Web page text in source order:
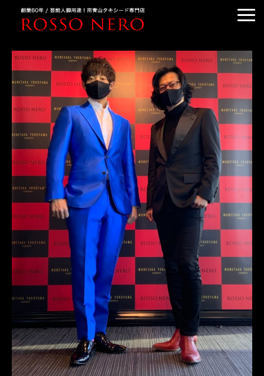
TUXEDO RENTAL
TUXEDO RANKING
KIMONO DRESS
CUSTOMER'S VOICE
COLUMN &BLOG
ABOUT US
ACCESS